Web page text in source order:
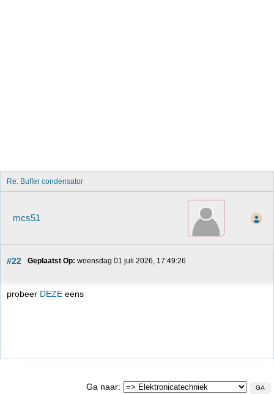
Re: Buffer condensator
mcs51
#22 Geplaatst Op: woensdag 01 juli 2026, 17:49:26
probeer DEZE eens
Ga naar